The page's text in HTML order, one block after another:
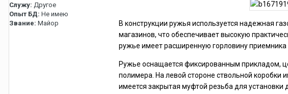
Служу: Другое
Опыт БД: Не имею
Звание: Майор
В конструкции ружья используется надежная
магазинов, что обеспечивает высокую
ружье имеет расширенную горловину приемника
Ружье оснащается фиксированным прикладом,
полимера. На левой стороне ствольной коробки
имеется закрытая муфтой резьба для установки